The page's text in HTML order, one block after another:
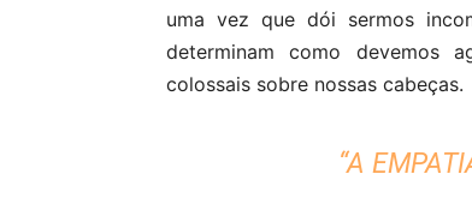
uma vez que dói sermos
determinam como devemos
colossais sobre nossas cabeças.
“A